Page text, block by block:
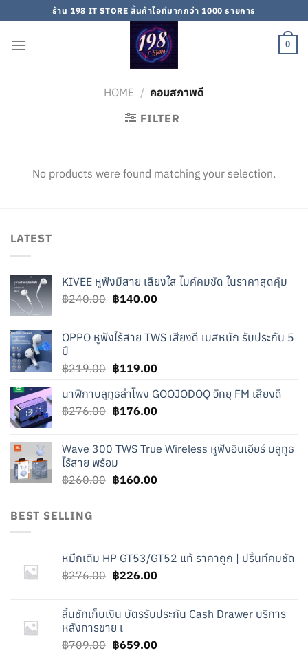
to
content
ร้าน 198 IT STORE สิ้นค้าไอทีมากกว่า 1000 รายการ
0
HOME / คอมสภาพดี
FILTER
No products were found matching your selection.
LATEST
KIVEE หูฟังมีสาย เสียงใส ไมค์คมชัด ในราคาสุดคุ้ม
฿240.00 Original
฿240.00.
฿140.00Current
฿140.00.
OPPO หูฟังไร้สาย TWS เสียงดี เบสหนัก รับประกัน 5
ปี
฿219.00 Original
was:
฿219.00.
฿119.00Current
is:
฿119.00.
นาฬิกาบลูทูธลำโพง GOOJODOQ วิทยุ FM เสียงดี
฿276.00 Original
฿276.00.
฿176.00Current
฿176.00.
Wave 300 TWS True Wireless หูฟังอินเอียร์ บลูทูธ
ไร้สาย พร้อม
฿260.00 Original
฿160.00Current
BEST SELLING
หมึกเติม HP GT53/GT52 แท้ ราคาถูก | ปริ้นท์คมชัด
฿276.00 Original
฿276.00.
฿226.00Current
฿226.00.
ลิ้นชักเก็บเงิน บัตรรับประกัน Cash Drawer บริการ
หลังการขาย เ
฿709.00 Original
฿659.00Current